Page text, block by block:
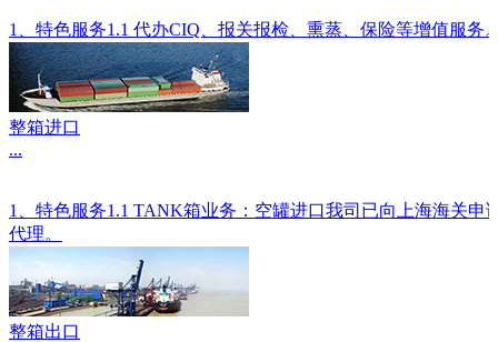
1、特色服务1.1 代办CIQ、报关报检、熏蒸、保险等增值服
整箱进口
...
1、特色服务1.1 TANK箱业务：空罐进口我司已向上海海关
代理。
整箱出口